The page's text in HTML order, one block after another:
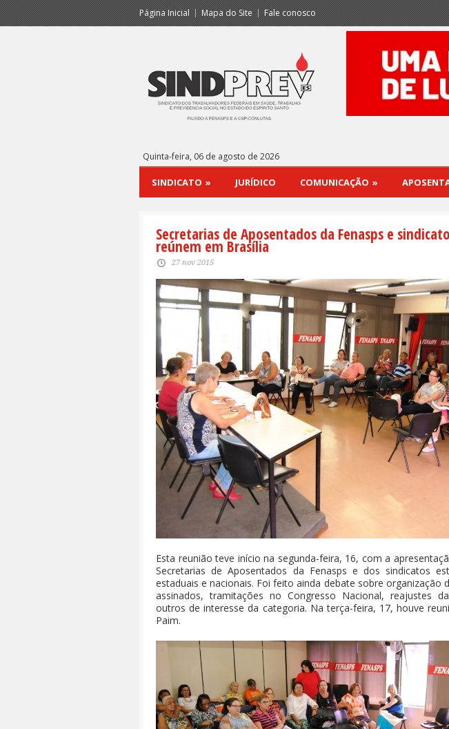
Página Inicial Mapa do Site Fale conosco
Quinta-feira, 06 de agosto de 2026
SINDICATO » JURÍDICO COMUNICAÇÃO »
Secretarias de Aposentados da Fenasps e
reúnem em Brasília
27 nov 2015
Esta reunião teve início na segunda-feira, 16, com a
Secretarias de Aposentados da Fenasps e dos sindicatos
estaduais e nacionais. Foi feito ainda debate sobre organização
assinados, tramitações no Congresso Nacional, reajustes
outros de interesse da categoria. Na terça-feira, 17, houve
Paim.